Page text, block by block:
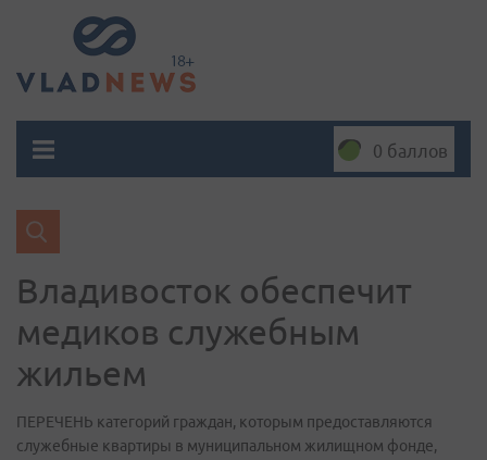
0 баллов
Владивосток обеспечит
медиков служебным
жильем
ПЕРЕЧЕНЬ категорий граждан, которым предоставляются
служебные квартиры в муниципальном жилищном фонде,